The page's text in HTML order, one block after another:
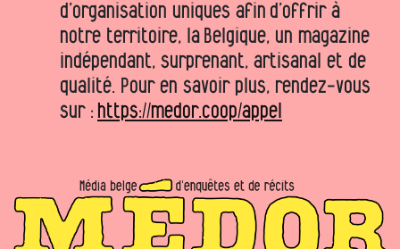
d’organisation uniques afin d’offrir à
notre territoire, la Belgique, un magazine
indépendant, surprenant, artisanal et de
qualité. Pour en savoir plus, rendez-vous
sur : https://medor.coop/appel